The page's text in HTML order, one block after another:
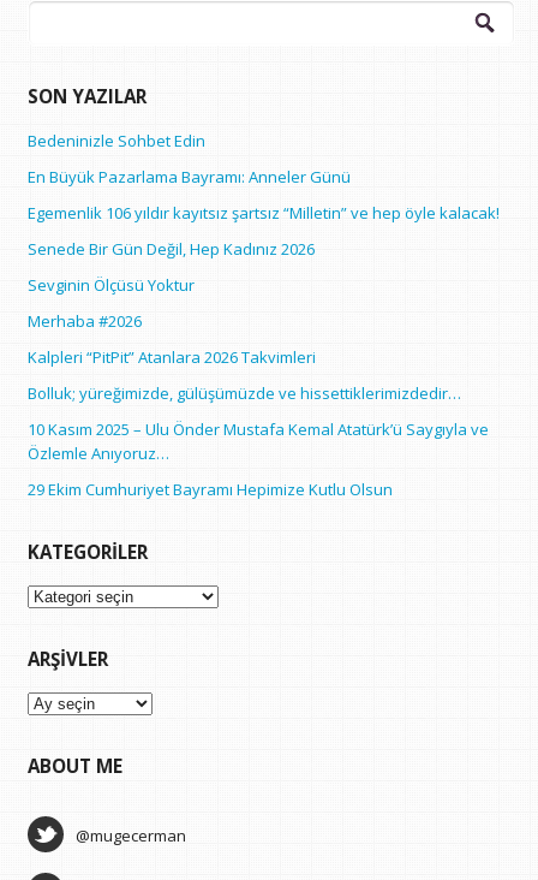
Arama:
SON YAZILAR
Bedeninizle Sohbet Edin
En Büyük Pazarlama Bayramı: Anneler Günü
Egemenlik 106 yıldır kayıtsız şartsız “Milletin” ve hep öyle kalacak!
Senede Bir Gün Değil, Hep Kadınız 2026
Sevginin Ölçüsü Yoktur
Merhaba #2026
Kalpleri “PitPit” Atanlara 2026 Takvimleri
Bolluk; yüreğimizde, gülüşümüzde ve hissettiklerimizdedir…
10 Kasım 2025 – Ulu Önder Mustafa Kemal Atatürk’ü Saygıyla ve
Özlemle Anıyoruz…
29 Ekim Cumhuriyet Bayramı Hepimize Kutlu Olsun
KATEGORILER
Kategoriler
ARŞIVLER
Arşivler
ABOUT ME
@mugecerman